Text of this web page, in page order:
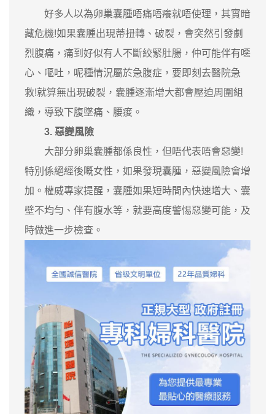
好多人以為卵巢囊腫唔痛唔癢就唔使理，其實暗
藏危機!如果囊腫出現蒂扭轉、破裂，會突然引發劇
烈腹痛，痛到好似有人不斷絞緊肚腸，仲可能伴有噁
心、嘔吐，呢種情況屬於急腹症，要即刻去醫院急
救!就算無出現破裂，囊腫逐漸增大都會壓迫周圍組
織，導致下腹墜痛、腰痠。
3. 惡變風險
大部分卵巢囊腫都係良性，但唔代表唔會惡變!
特別係絕經後嘅女性，如果發現囊腫，惡變風險會增
加。權威專家提醒，囊腫如果短時間內快速增大、囊
壁不均勻、伴有腹水等，就要高度警惕惡變可能，及
時做進一步檢查。